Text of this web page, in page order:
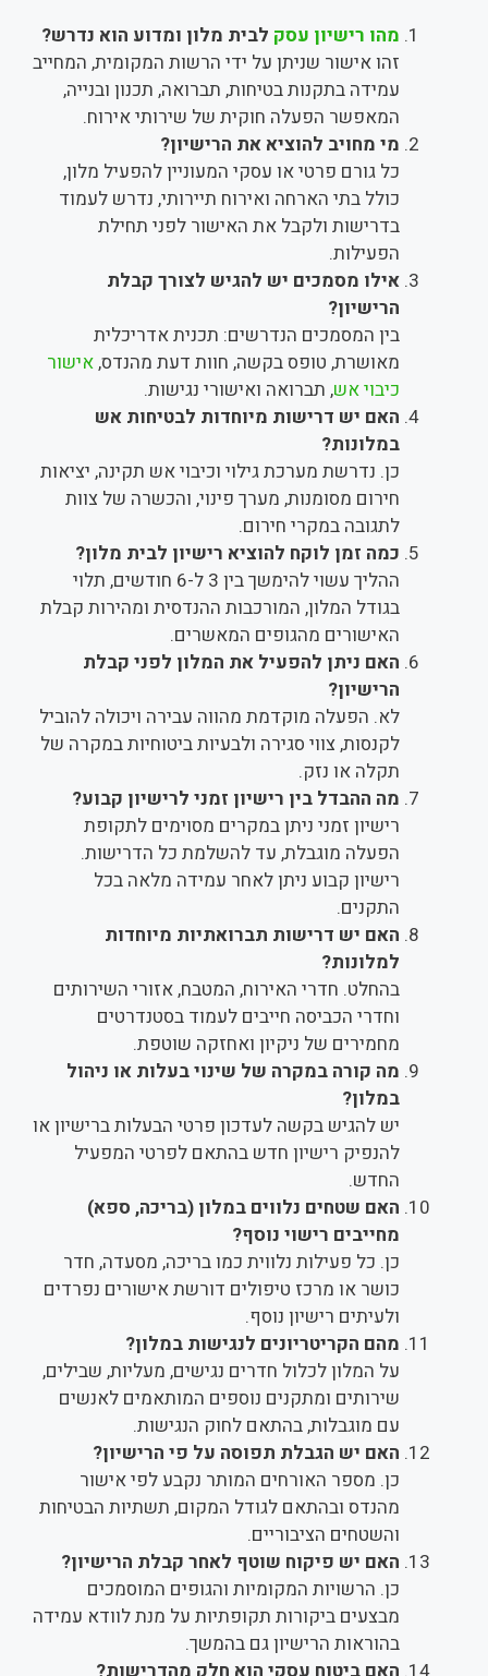
מהו רישיון עסק לבית מלון ומדוע הוא נדרש?
זהו אישור שניתן על ידי הרשות המקומית, המחייב
עמידה בתקנות בטיחות, תברואה, תכנון ובנייה,
המאפשר הפעלה חוקית של שירותי אירוח.
מי מחויב להוציא את הרישיון?
כל גורם פרטי או עסקי המעוניין להפעיל מלון,
כולל בתי הארחה ואירוח תיירותי, נדרש לעמוד
בדרישות ולקבל את האישור לפני תחילת
הפעילות.
אילו מסמכים יש להגיש לצורך קבלת
הרישיון?
בין המסמכים הנדרשים: תכנית אדריכלית
מאושרת, טופס בקשה, חוות דעת מהנדס,אישור
כיבוי אש, תברואה ואישורי נגישות.
האם יש דרישות מיוחדות לבטיחות אש
במלונות?
כן. נדרשת מערכת גילוי וכיבוי אש תקינה, יציאות
חירום מסומנות, מערך פינוי, והכשרה של צוות
לתגובה במקרי חירום.
כמה זמן לוקח להוציא רישיון לבית מלון?
ההליך עשוי להימשך בין 3 ל-6 חודשים, תלוי
בגודל המלון, המורכבות ההנדסית ומהירות קבלת
האישורים מהגופים המאשרים.
האם ניתן להפעיל את המלון לפני קבלת
הרישיון?
לא. הפעלה מוקדמת מהווה עבירה ויכולה להוביל
לקנסות, צווי סגירה ולבעיות ביטוחיות במקרה של
תקלה או נזק.
מה ההבדל בין רישיון זמני לרישיון קבוע?
רישיון זמני ניתן במקרים מסוימים לתקופת
הפעלה מוגבלת, עד להשלמת כל הדרישות.
רישיון קבוע ניתן לאחר עמידה מלאה בכל
התקנים.
האם יש דרישות תברואתיות מיוחדות
למלונות?
בהחלט. חדרי האירוח, המטבח, אזורי השירותים
וחדרי הכביסה חייבים לעמוד בסטנדרטים
מחמירים של ניקיון ואחזקה שוטפת.
מה קורה במקרה של שינוי בעלות או ניהול
במלון?
יש להגיש בקשה לעדכון פרטי הבעלות ברישיון או
להנפיק רישיון חדש בהתאם לפרטי המפעיל
החדש.
האם שטחים נלווים במלון (בריכה, ספא)
מחייבים רישוי נוסף?
כן. כל פעילות נלווית כמו בריכה, מסעדה, חדר
כושר או מרכז טיפולים דורשת אישורים נפרדים
ולעיתים רישיון נוסף.
מהם הקריטריונים לנגישות במלון?
על המלון לכלול חדרים נגישים, מעליות, שבילים,
שירותים ומתקנים נוספים המותאמים לאנשים
עם מוגבלות, בהתאם לחוק הנגישות.
האם יש הגבלת תפוסה על פי הרישיון?
כן. מספר האורחים המותר נקבע לפי אישור
מהנדס ובהתאם לגודל המקום, תשתיות הבטיחות
והשטחים הציבוריים.
האם יש פיקוח שוטף לאחר קבלת הרישיון?
כן. הרשויות המקומיות והגופים המוסמכים
מבצעים ביקורות תקופתיות על מנת לוודא עמידה
בהוראות הרישיון גם בהמשך.